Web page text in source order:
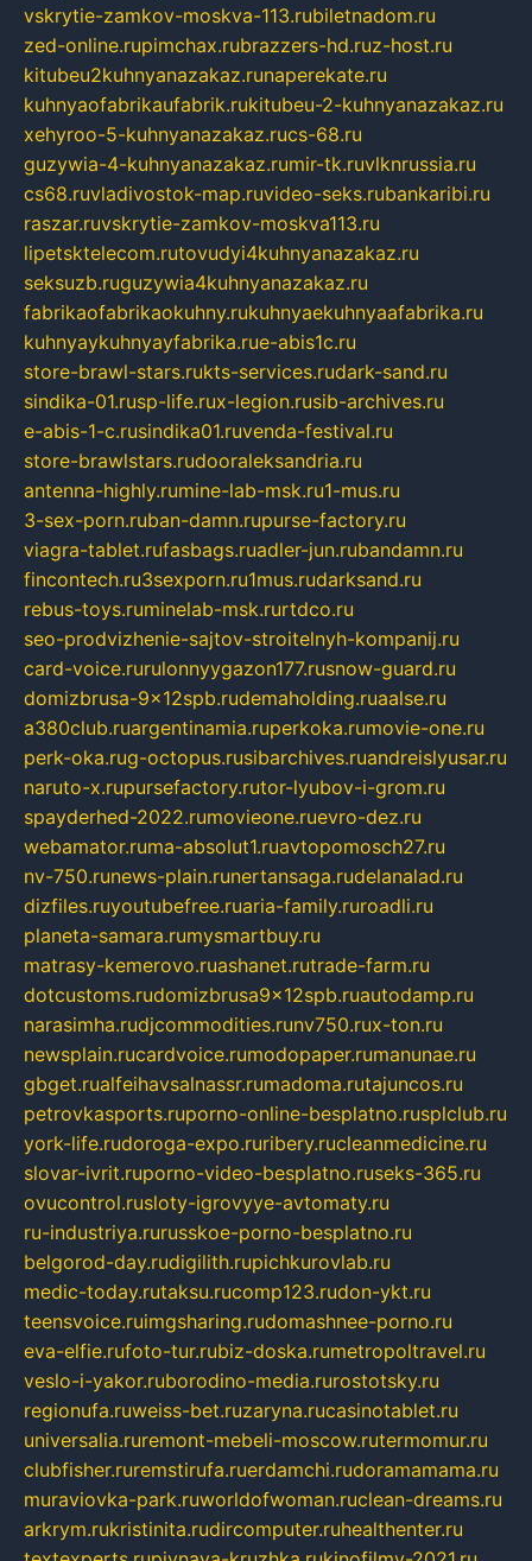
vskrytie-zamkov-moskva-113.rubiletnadom.ru
zed-online.rupimchax.rubrazzers-hd.ruz-host.ru
kitubeu2kuhnyanazakaz.runaperekate.ru
kuhnyaofabrikaufabrik.rukitubeu-2-kuhnyanazakaz.ru
xehyroo-5-kuhnyanazakaz.rucs-68.ru
guzywia-4-kuhnyanazakaz.rumir-tk.ruvlknrussia.ru
cs68.ruvladivostok-map.ruvideo-seks.rubankaribi.ru
raszar.ruvskrytie-zamkov-moskva113.ru
lipetsktelecom.rutovudyi4kuhnyanazakaz.ru
seksuzb.ruguzywia4kuhnyanazakaz.ru
fabrikaofabrikaokuhny.rukuhnyaekuhnyaafabrika.ru
kuhnyaykuhnyayfabrika.rue-abis1c.ru
store-brawl-stars.rukts-services.rudark-sand.ru
sindika-01.rusp-life.rux-legion.rusib-archives.ru
e-abis-1-c.rusindika01.ruvenda-festival.ru
store-brawlstars.rudooraleksandria.ru
antenna-highly.rumine-lab-msk.ru1-mus.ru
3-sex-porn.ruban-damn.rupurse-factory.ru
viagra-tablet.rufasbags.ruadler-jun.rubandamn.ru
fincontech.ru3sexporn.ru1mus.rudarksand.ru
rebus-toys.ruminelab-msk.rurtdco.ru
seo-prodvizhenie-sajtov-stroitelnyh-kompanij.ru
card-voice.rurulonnyygazon177.rusnow-guard.ru
domizbrusa-9x12spb.rudemaholding.ruaalse.ru
a380club.ruargentinamia.ruperkoka.rumovie-one.ru
perk-oka.rug-octopus.rusibarchives.ruandreislyusar.ru
naruto-x.rupursefactory.rutor-lyubov-i-grom.ru
spayderhed-2022.rumovieone.ruevro-dez.ru
webamator.ruma-absolut1.ruavtopomosch27.ru
nv-750.runews-plain.runertansaga.rudelanalad.ru
dizfiles.ruyoutubefree.ruaria-family.ruroadli.ru
planeta-samara.rumysmartbuy.ru
matrasy-kemerovo.ruashanet.rutrade-farm.ru
dotcustoms.rudomizbrusa9x12spb.ruautodamp.ru
narasimha.rudjcommodities.runv750.rux-ton.ru
newsplain.rucardvoice.rumodopaper.rumanunae.ru
gbget.rualfeihavsalnassr.rumadoma.rutajuncos.ru
petrovkasports.ruporno-online-besplatno.rusplclub.ru
york-life.rudoroga-expo.ruribery.rucleanmedicine.ru
slovar-ivrit.ruporno-video-besplatno.ruseks-365.ru
ovucontrol.rusloty-igrovyye-avtomaty.ru
ru-industriya.rurusskoe-porno-besplatno.ru
belgorod-day.rudigilith.rupichkurovlab.ru
medic-today.rutaksu.rucomp123.rudon-ykt.ru
teensvoice.ruimgsharing.rudomashnee-porno.ru
eva-elfie.rufoto-tur.rubiz-doska.rumetropoltravel.ru
veslo-i-yakor.ruborodino-media.rurostotsky.ru
regionufa.ruweiss-bet.ruzaryna.rucasinotablet.ru
universalia.ruremont-mebeli-moscow.rutermomur.ru
clubfisher.ruremstirufa.ruerdamchi.rudoramamama.ru
muraviovka-park.ruworldofwoman.ruclean-dreams.ru
arkrym.rukristinita.rudircomputer.ruhealthenter.ru